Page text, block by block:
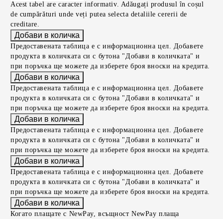
Acest tabel are caracter informativ. Adăugați produsul în coșul
de cumpărături unde veți putea selecta detaliile cererii de
creditare.
Предоставената таблица е с информационна цел. Добавете
продукта в количката си с бутона "Добави в количката" и
при поръчка ще можете да изберете броя вноски на кредита.
Предоставената таблица е с информационна цел. Добавете
продукта в количката си с бутона "Добави в количката" и
при поръчка ще можете да изберете броя вноски на кредита.
Предоставената таблица е с информационна цел. Добавете
продукта в количката си с бутона "Добави в количката" и
при поръчка ще можете да изберете броя вноски на кредита.
Предоставената таблица е с информационна цел. Добавете
продукта в количката си с бутона "Добави в количката" и
при поръчка ще можете да изберете броя вноски на кредита.
Когато плащате с NewPay, всъщност NewPay плаща